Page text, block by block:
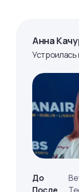
Анна
Устроилась
До